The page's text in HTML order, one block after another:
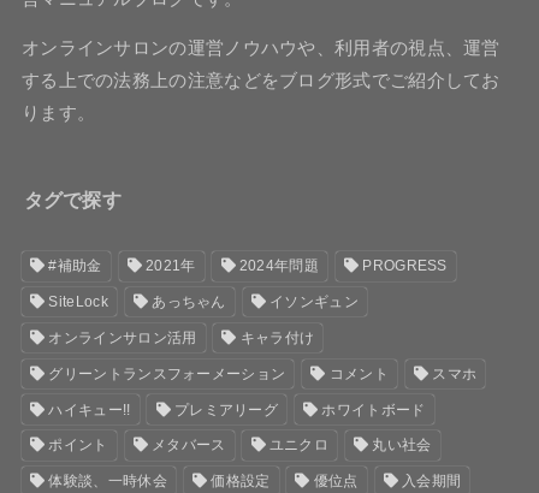
オンラインサロンの運営ノウハウや、利用者の視点、運営
する上での法務上の注意などをブログ形式でご紹介してお
ります。
タグで探す
#補助金 2021年 2024年問題 PROGRESS
SiteLock あっちゃん イソンギュン
オンラインサロン活用 キャラ付け
グリーントランスフォーメーション コメント スマホ
ハイキュー!! プレミアリーグ ホワイトボード
ポイント メタバース ユニクロ 丸い社会
体験談、一時休会 価格設定 優位点 入会期間